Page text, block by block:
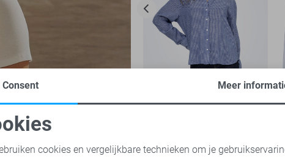
-20%
28,00
34,99
cookies
Consent Meer
cookies en vergelijkbare technieken om je